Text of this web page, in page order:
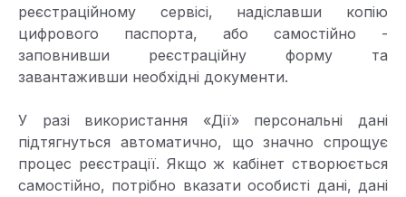
реєстраційному сервісі, надіславши копію
цифрового паспорта, або самостійно -
заповнивши реєстраційну форму та
завантаживши необхідні документи.
У разі використання «Дії» персональні дані
підтягнуться автоматично, що значно спрощує
процес реєстрації. Якщо ж кабінет створюється
самостійно, потрібно вказати особисті дані, дані